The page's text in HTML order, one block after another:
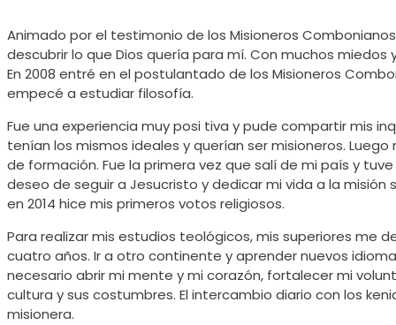
Animado por el testimonio de los Misioneros
descubrir lo que Dios quería para mí. Con muchos
En 2008 entré en el postulantado de los Misioneros
empecé a estudiar filosofía.
Fue una experiencia muy posi tiva y pude compartir mis
tenían los mismos ideales y querían ser misioneros.
de formación. Fue la primera vez que salí de mi país y
deseo de seguir a Jesucristo y dedicar mi vida a la
en 2014 hice mis primeros votos religiosos.
Para realizar mis estudios teológicos, mis superiores me
cuatro años. Ir a otro continente y aprender nuevos
necesario abrir mi mente y mi corazón, fortalecer mi
cultura y sus costumbres. El intercambio diario con los
misionera.